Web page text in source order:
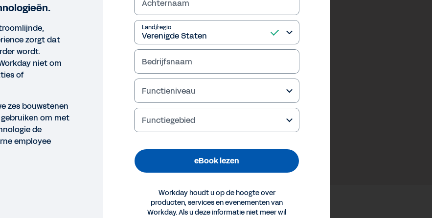
Achternaam
Land/regio
Bedrijfsnaam
Functieniveau
Functiegebied
eBook lezen
Workday houdt u op de hoogte over
producten, services en evenementen van
Workday. Als u deze informatie niet meer wil
zorgt dat
wordt.
niet om
of
zes bouwstenen
om met
de
employee